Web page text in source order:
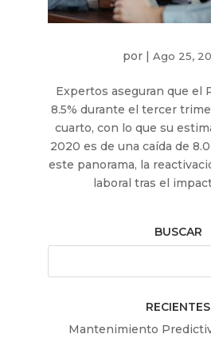
por |Ago 25,
Expertos aseguran que el
8.5% durante el tercer
cuarto, con lo que su
2020 es de una caída de
este panorama, la
laboral tras el
BUSCAR
RECIENTES
Mantenimiento